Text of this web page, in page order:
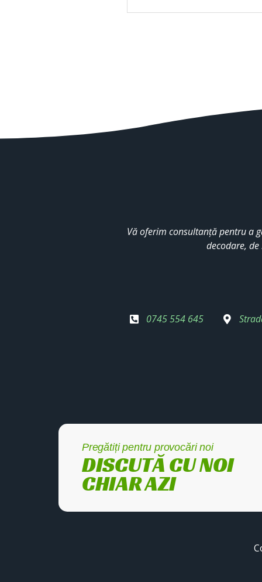
Vă oferim consultanță pentru a
decodare,
0745 554 645
Pregătiți pentru provocări noi
DISCUTĂ CU NOI
CHIAR AZI